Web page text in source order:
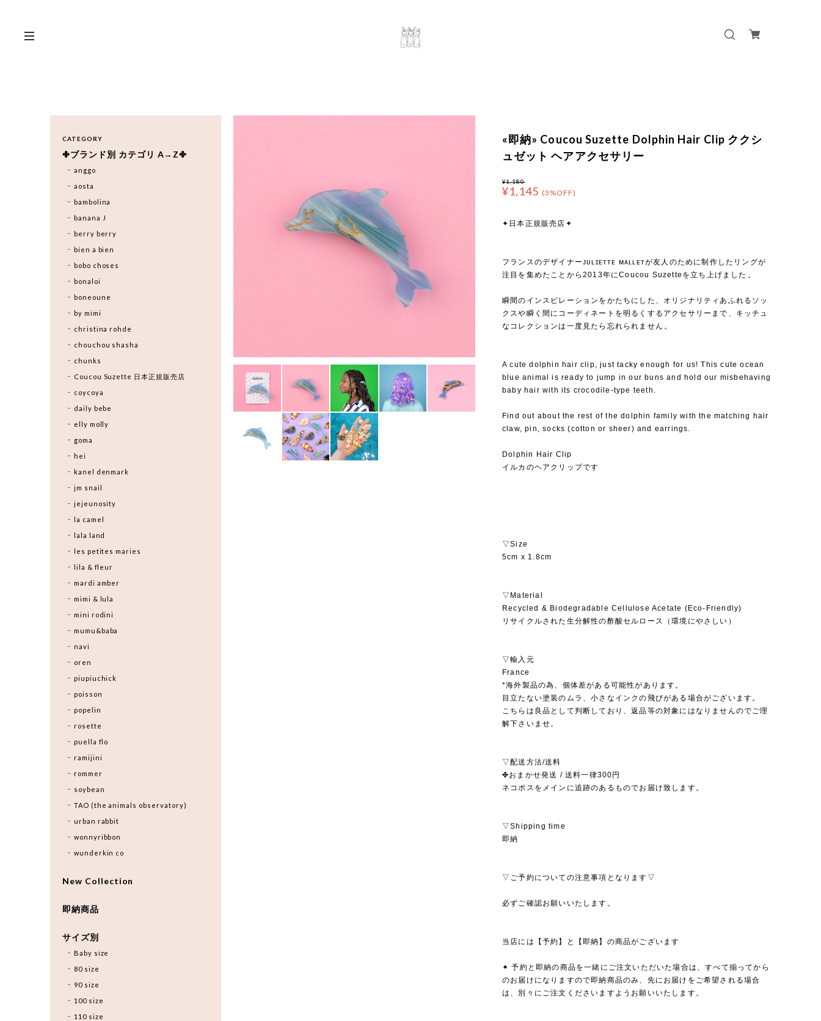
«即納» Coucou Suzette Dolphin Hair Clip ククシ
ュゼット ヘアアクセサリー
¥1,180
¥1,145 (3%OFF)
✦日本正規販売店✦
フランスのデザイナーᴊᴜʟɪᴇᴛᴛᴇ ᴍᴀʟʟᴇᴛが友人のために制作したリングが
注目を集めたことから2013年にCoucou Suzetteを立ち上げました⁡。
瞬間のインスピレーションをかたちにした、オリジナリティあふれるソッ
クスや瞬く間にコーディネートを明るくするアクセサリーまで、キッチュ
なコレクションは一度見たら忘れられません⁡。
A cute dolphin hair clip, just tacky enough for us! This cute ocean
blue animal is ready to jump in our buns and hold our misbehaving
baby hair with its crocodile-type teeth.
Find out about the rest of the dolphin family with the matching hair
claw, pin, socks (cotton or sheer) and earrings.
Dolphin Hair Clip
イルカのヘアクリップです
▽Size
5cm x 1.8cm
▽Material
Recycled & Biodegradable Cellulose Acetate (Eco-Friendly)
リサイクルされた生分解性の酢酸セルロース（環境にやさしい）
▽輸入元
France
*海外製品の為、個体差がある可能性があります。
目立たない塗装のムラ、小さなインクの飛びがある場合がございます。
こちらは良品として判断しており、返品等の対象にはなりませんのでご理
解下さいませ。
▽配送方法/送料
✤おまかせ発送 / 送料一律300円
ネコポスをメインに追跡のあるものでお届け致します。
▽Shipping time
即納
▽ご予約についての注意事項となります▽
必ずご確認お願いいたします。
当店には【予約】と【即納】の商品がございます
✦ 予約と即納の商品を一緒にご注文いただいた場合は、すべて揃ってから
のお届けになりますので即納商品のみ、先にお届けをご希望される場合
は、別々にご注文くださいますようお願いいたします。
CATEGORY
✤ブランド別 カテゴリ A→Z✤
anggo
aosta
bambolina
banana J
berry berry
bien a bien
bobo choses
bonaloi
boneoune
by mimi
christina rohde
chouchou shasha
chunks
Coucou Suzette 日本正規販売店
coycoya
daily bebe
elly molly
goma
hei
kanel denmark
jm snail
jejeunosity
la camel
lala land
les petites maries
lila & fleur
mardi amber
mimi & lula
mini rodini
mumu&baba
navi
oren
piupiuchick
poisson
popelin
rosette
puella flo
ramijini
rommer
soybean
TAO (the animals observatory)
urban rabbit
wonnyribbon
wunderkin co
New Collection
即納商品
サイズ別
Baby size
80 size
90 size
100 size
110 size